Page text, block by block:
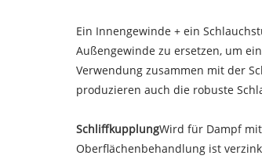
Ein Innengewinde + ein
Außengewinde zu ersetzen, um
Verwendung zusammen mit der
produzieren auch die robuste
SchliffkupplungWird für Dampf
Oberflächenbehandlung ist